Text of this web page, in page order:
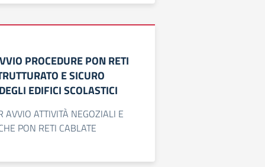
PROCEDURE PON RETI
E SICURO
EDIFICI SCOLASTICI
AVVIO ATTIVITÀ NEGOZIALI E
PON RETI CABLATE